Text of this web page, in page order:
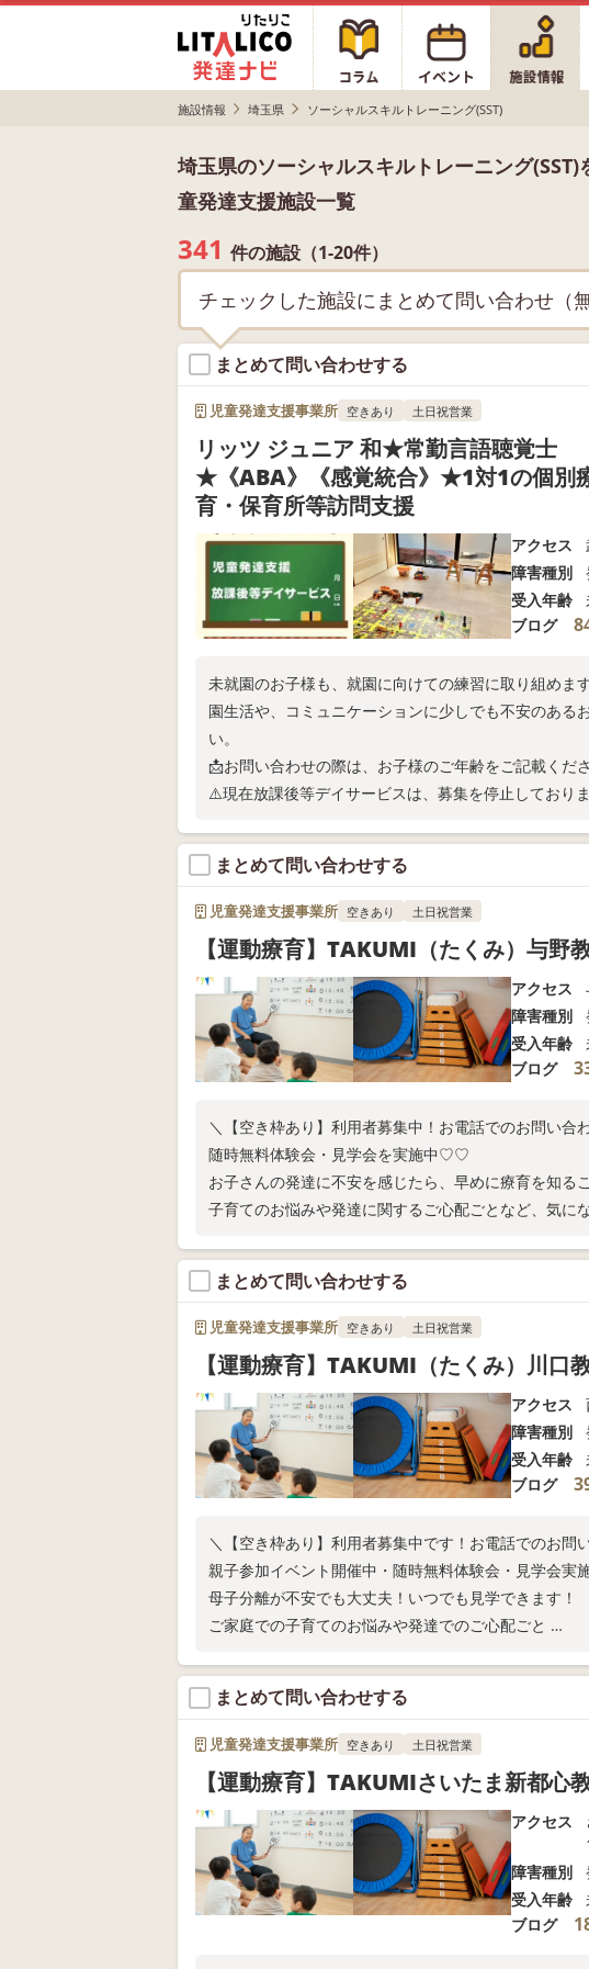
施設情報 埼玉県 ソーシャルスキルトレーニング(SST)
埼玉県のソーシャルスキルトレーニング
童発達支援施設一覧
341 件の施設（1-20件）
チェックした施設にまとめて問い合わせ（無
まとめて問い合わせする
児童発達支援事業所 空きあり 土日祝営業
リッツ ジュニア 和★常勤言語聴覚士
★《ABA》《感覚統合》★1対1の個別
育・保育所等訪問支援
アクセス
障害種別
受入年齢
ブログ
未就園のお子様も、就園に向けての練習に取り組めま
園生活や、コミュニケーションに少しでも不安のある
い。
📩お問い合わせの際は、お子様のご年齢をご記載くだ
⚠️現在放課後等デイサービスは、募集を停止しておりま
まとめて問い合わせする
児童発達支援事業所 空きあり 土日祝営業
【運動療育】TAKUMI（たくみ）与野
アクセス
障害種別
受入年齢
ブログ
＼【空き枠あり】利用者募集中！お電話でのお問い合
随時無料体験会・見学会を実施中♡♡
お子さんの発達に不安を感じたら、早めに療育を知る
子育てのお悩みや発達に関するご心配ごとなど、気に
まとめて問い合わせする
児童発達支援事業所 空きあり 土日祝営業
【運動療育】TAKUMI（たくみ）川口
アクセス
障害種別
受入年齢
ブログ
＼【空き枠あり】利用者募集中です！お電話でのお問
親子参加イベント開催中・随時無料体験会・見学会
母子分離が不安でも大丈夫！いつでも見学できます！
ご家庭での子育てのお悩みや発達でのご心配ごと
まとめて問い合わせする
児童発達支援事業所 空きあり 土日祝営業
【運動療育】TAKUMIさいたま新都心
アクセス
障害種別
受入年齢
ブログ